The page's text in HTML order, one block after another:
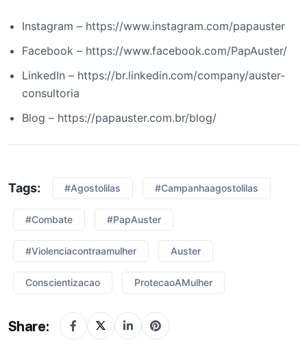
Instagram – https://www.instagram.com/papauster
Facebook – https://www.facebook.com/PapAuster/
LinkedIn – https://br.linkedin.com/company/auster-
consultoria
Blog – https://papauster.com.br/blog/
Tags: #agostolilas #campanhaagostolilas
#combate #PapAuster
#violenciacontraamulher Auster
Conscientizacao ProtecaoAMulher
Share: